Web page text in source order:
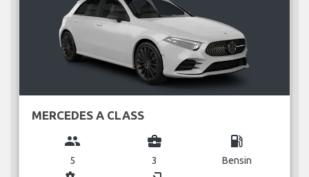
MERCEDES A CLASS
group
5
business_center
3
local_gas_station
Bensin